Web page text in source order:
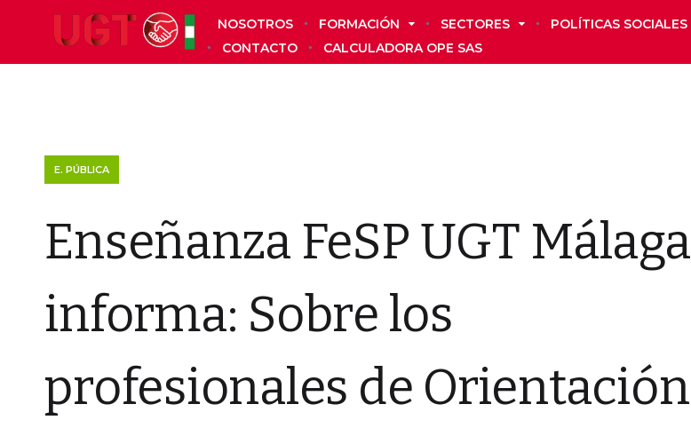
NOSOTROS FORMACIÓN SECTORES POLÍTICAS SOCIALES
CONTACTO
CALCULADORA OPE SAS
E. PÚBLICA
Enseñanza FeSP UGT Málaga
informa: Sobre los
profesionales de Orientación